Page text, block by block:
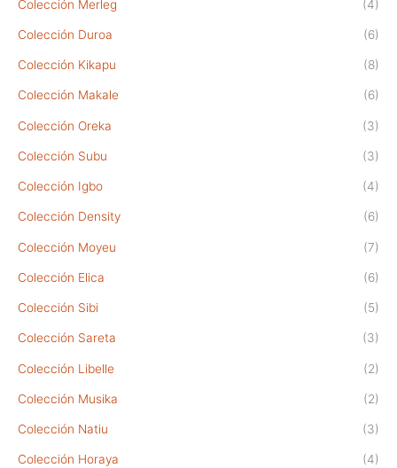
Colección Merleg (4)
Colección Duroa (6)
Colección Kikapu (8)
Colección Makale (6)
Colección Oreka (3)
Colección Subu (3)
Colección Igbo (4)
Colección Density (6)
Colección Moyeu (7)
Colección Elica (6)
Colección Sibi (5)
Colección Sareta (3)
Colección Libelle (2)
Colección Musika (2)
Colección Natiu (3)
Colección Horaya (4)